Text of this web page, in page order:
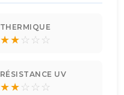
THERMIQUE
★★☆ ☆ ☆
RÉSISTANCE UV
★★☆ ☆ ☆